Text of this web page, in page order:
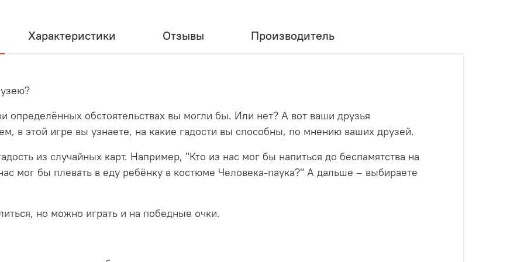
Характеристики Отзывы Производитель
определённых обстоятельствах вы могли бы. Или нет? А вот ваши друзья
в этой игре вы узнаете, на какие гадости вы способны, по мнению ваших друзей.
из случайных карт. Например, "Кто из нас мог бы напиться до беспамятства на
мог бы плевать в еду ребёнку в костюме Человека-паука?" А дальше – выбираете
но можно играть и на победные очки.